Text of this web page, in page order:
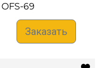
OFS-69
Заказать